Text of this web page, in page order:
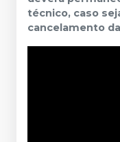
técnico, caso
cancelamento